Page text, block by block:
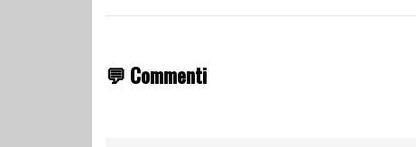
💬 Commenti